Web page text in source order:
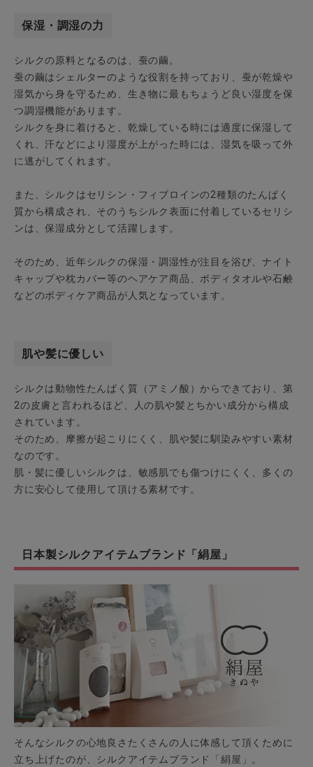
保湿・調湿の力
シルクの原料となるのは、蚕の繭。
蚕の繭はシェルターのような役割を持っており、蚕が乾燥や
湿気から身を守るため、生き物に最もちょうど良い湿度を保
つ調湿機能があります。
シルクを身に着けると、乾燥している時には適度に保湿して
くれ、汗などにより湿度が上がった時には、湿気を吸って外
に逃がしてくれます。
また、シルクはセリシン・フィブロインの2種類のたんぱく
質から構成され、そのうちシルク表面に付着しているセリシ
ンは、保湿成分として活躍します。
そのため、近年シルクの保湿・調湿性が注目を浴び、ナイト
キャップや枕カバー等のヘアケア商品、ボディタオルや石鹸
などのボディケア商品が人気となっています。
肌や髪に優しい
シルクは動物性たんぱく質（アミノ酸）からできており、第
2の皮膚と言われるほど、人の肌や髪とちかい成分から構成
されています。
そのため、摩擦が起こりにくく、肌や髪に馴染みやすい素材
なのです。
肌・髪に優しいシルクは、敏感肌でも傷つけにくく、多くの
方に安心して使用して頂ける素材です。
日本製シルクアイテムブランド「絹屋」
そんなシルクの心地良さたくさんの人に体感して頂くために
立ち上げたのが、シルクアイテムブランド「絹屋」。